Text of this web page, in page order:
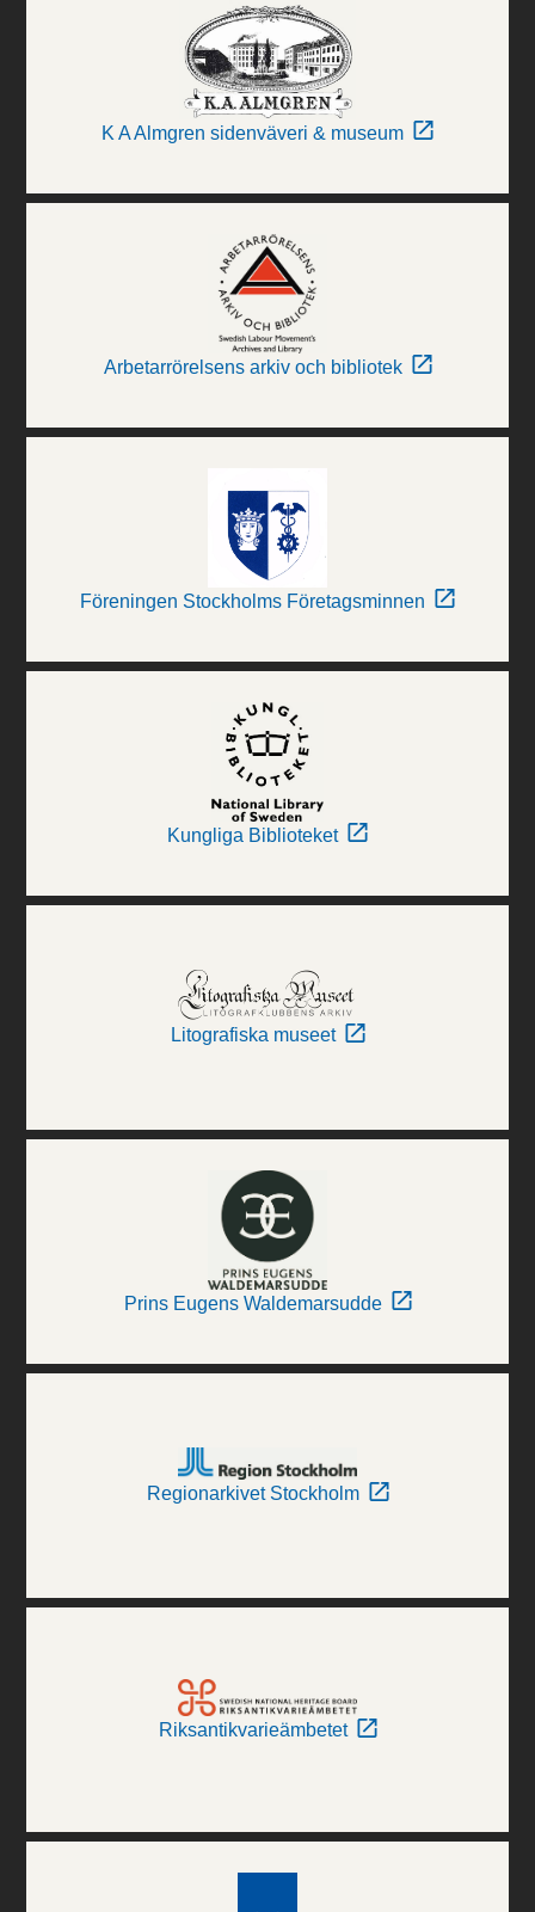
K A Almgren sidenväveri & museum
Arbetarrörelsens arkiv och bibliotek
Föreningen Stockholms Företagsminnen
Kungliga Biblioteket
Litografiska museet
Prins Eugens Waldemarsudde
Regionarkivet Stockholm
Riksantikvarieämbetet